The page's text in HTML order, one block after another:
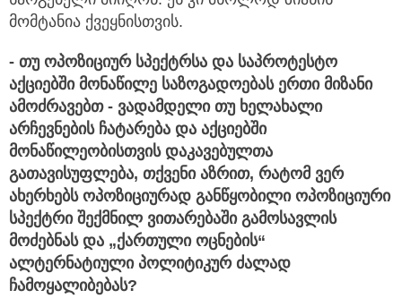
მომტანია ქვეყნისთვის.
- თუ ოპოზიციურ სპექტრსა და საპროტესტო
აქციებში მონაწილე საზოგადოებას ერთი მიზანი
ამოძრავებთ - ვადამდელი თუ ხელახალი
არჩევნების ჩატარება და აქციებში
მონაწილეობისთვის დაკავებულთა
გათავისუფლება, თქვენი აზრით, რატომ ვერ
ახერხებს ოპოზიციურად განწყობილი ოპოზიციური
სპექტრი შექმნილ ვითარებაში გამოსავლის
მოძებნას და „ქართული ოცნების“
ალტერნატიული პოლიტიკურ ძალად
ჩამოყალიბებას?